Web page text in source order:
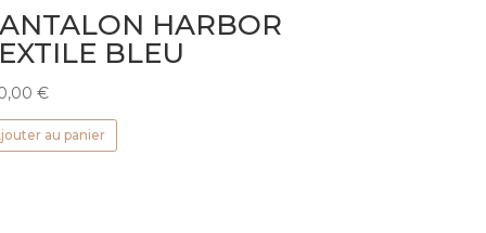
HARBOR
BLEU
€
au panier